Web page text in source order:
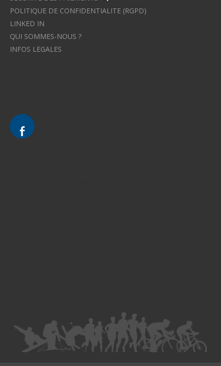
POLITIQUE DE CONFIDENTIALITE (RGPD)
LINKED IN
QUI SOMMES-NOUS ?
INFOS LEGALES